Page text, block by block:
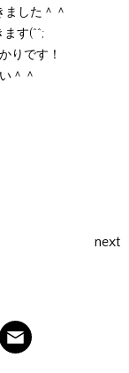
した＾＾
す(^^;
りです！
＾＾
next